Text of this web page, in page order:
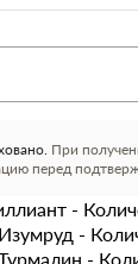
При
перед
-
-
-